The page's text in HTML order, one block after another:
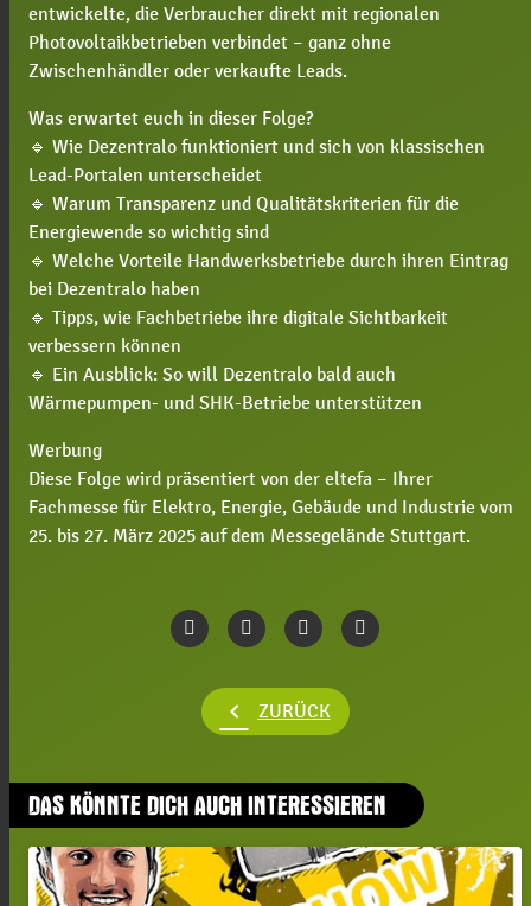
entwickelte, die Verbraucher direkt mit regionalen
Photovoltaikbetrieben verbindet – ganz ohne
Zwischenhändler oder verkaufte Leads.
Was erwartet euch in dieser Folge?
🔹 Wie Dezentralo funktioniert und sich von klassischen
Lead-Portalen unterscheidet
🔹 Warum Transparenz und Qualitätskriterien für die
Energiewende so wichtig sind
🔹 Welche Vorteile Handwerksbetriebe durch ihren Eintrag
bei Dezentralo haben
🔹 Tipps, wie Fachbetriebe ihre digitale Sichtbarkeit
verbessern können
🔹 Ein Ausblick: So will Dezentralo bald auch
Wärmepumpen- und SHK-Betriebe unterstützen
Werbung
Diese Folge wird präsentiert von der eltefa – Ihrer
Fachmesse für Elektro, Energie, Gebäude und Industrie vom
25. bis 27. März 2025 auf dem Messegelände Stuttgart.
chevron_left ZURÜCK
DAS KÖNNTE DICH AUCH INTERESSIEREN